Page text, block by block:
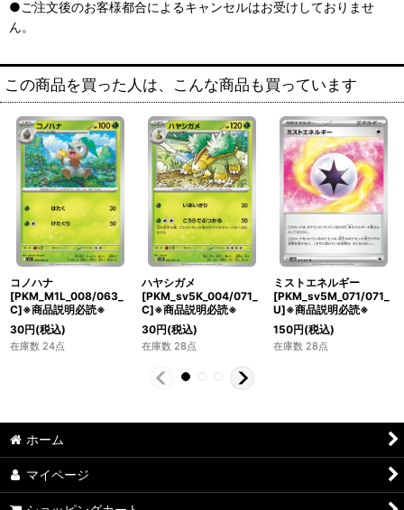
●ご注文後のお客様都合によるキャンセルはお受けしておりませ
ん。
この商品を買った人は、こんな商品も買っています
コノハナ
[PKM_M1L_008/063_
C]※商品説明必読※
30円(税込)
在庫数 24点
ハヤシガメ
[PKM_sv5K_004/071_
C]※商品説明必読※
30円(税込)
在庫数 28点
ミストエネルギー
[PKM_sv5M_071/071_
U]※商品説明必読※
150円(税込)
在庫数 28点
ホーム
マイページ